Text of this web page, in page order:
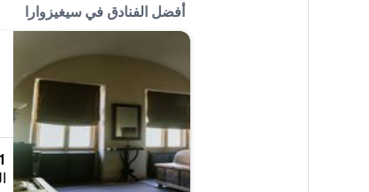
أفضل الفنادق في سيغيزوارا